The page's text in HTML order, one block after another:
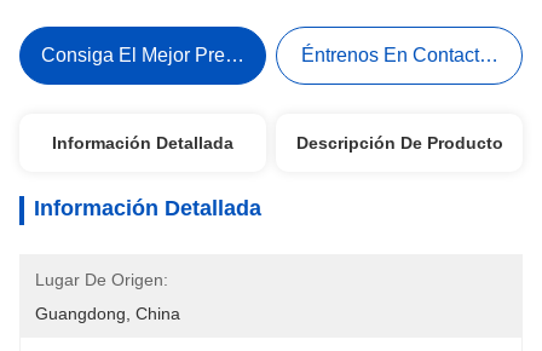
Consiga El Mejor Precio Éntrenos En Contacto Con
Información Detallada Descripción De Producto
Información Detallada
Lugar De Origen:
Guangdong, China